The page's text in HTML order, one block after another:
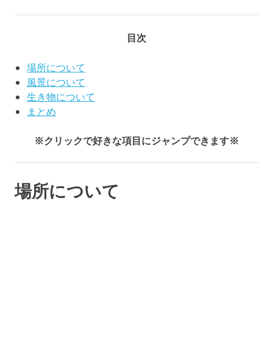
目次
場所について
風景について
生き物について
まとめ
※クリックで好きな項目にジャンプできます※
場所について